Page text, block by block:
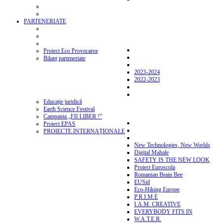
PARTENERIATE
Proiect Eco Provocarea
Bilanț parteneriate
2023-2024
2022-2023
Educație juridică
Earth Science Festival
Campania „FII LIBER !”
Proiect EPAS
PROIECTE INTERNAŢIONALE
New Technologies, New Worlds
Digital Mahale
SAFETY IS THE NEW LOOK
Proiect Euroscola
Romanian Brain Bee
EUSid
Eco-Hiking Europe
P.R.I.M.E
I.A.M. CREATIVE
EVERYBODY FITS IN
W.A.T.E.R.